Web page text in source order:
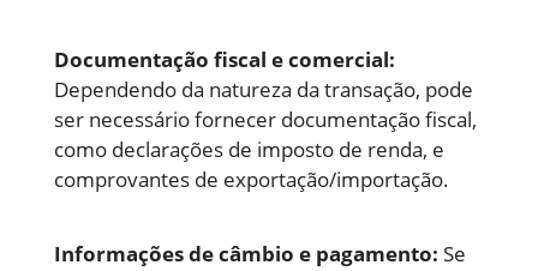
Documentação fiscal e comercial:
Dependendo da natureza da transação, pode
ser necessário fornecer documentação fiscal,
como declarações de imposto de renda, e
comprovantes de exportação/importação.
Informações de câmbio e pagamento: Se